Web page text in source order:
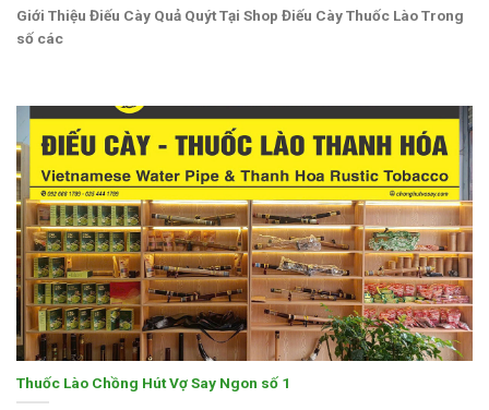
Giới Thiệu Điếu Cày Quả Quýt Tại Shop Điếu Cày Thuốc Lào Trong
số các
Thuốc Lào Chồng Hút Vợ Say Ngon số 1